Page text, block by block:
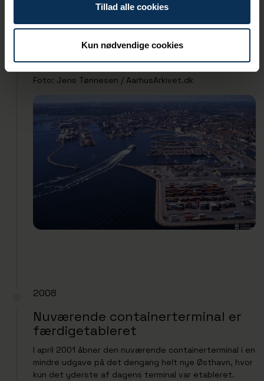
Tillad alle cookies
Kun nødvendige cookies
Pier 4 blev til alt det, vi i dag kender som Aarhus Ø.
arealerne, hvor Toldboden og Pakhus 13 ligger, ligesom
Fiskerihavnen, Træskibshavnen og Lystbådehavnen
Foto: Jens Tønnesen / AarhusArkivet.dk
2008
Nuværende containerterminal er
færdigetableret
I april 2001 åbner den nuværende containerterminal i en
mindre udgave på det dengang helt nye Østhavn, hvor
kun det yderste af dagens terminal var etableret.